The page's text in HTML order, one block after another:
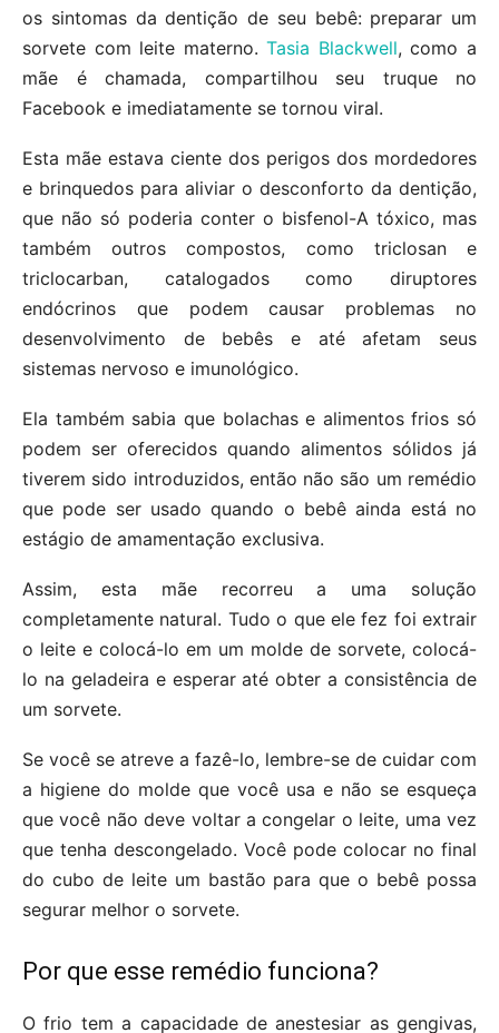
os sintomas da dentição de seu bebê: preparar um
sorvete com leite materno.Tasia Blackwell, como a
mãe é chamada, compartilhou seu truque no
Facebook e imediatamente se tornou viral.
Esta mãe estava ciente dos perigos dos mordedores
e brinquedos para aliviar o desconforto da dentição,
que não só poderia conter o bisfenol-A tóxico, mas
também outros compostos, como triclosan e
triclocarban, catalogados como diruptores
endócrinos que podem causar problemas no
desenvolvimento de bebês e até afetam seus
sistemas nervoso e imunológico.
Ela também sabia que bolachas e alimentos frios só
podem ser oferecidos quando alimentos sólidos já
tiverem sido introduzidos, então não são um remédio
que pode ser usado quando o bebê ainda está no
estágio de amamentação exclusiva.
Assim, esta mãe recorreu a uma solução
completamente natural. Tudo o que ele fez foi extrair
o leite e colocá-lo em um molde de sorvete, colocá-
lo na geladeira e esperar até obter a consistência de
um sorvete.
Se você se atreve a fazê-lo, lembre-se de cuidar com
a higiene do molde que você usa e não se esqueça
que você não deve voltar a congelar o leite, uma vez
que tenha descongelado. Você pode colocar no final
do cubo de leite um bastão para que o bebê possa
segurar melhor o sorvete.
Por que esse remédio funciona?
O frio tem a capacidade de anestesiar as gengivas,